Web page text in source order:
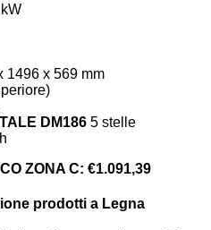
1496 x 569 mm
DM186 5 stelle
ZONA C: €1.091,39
prodotti a Legna